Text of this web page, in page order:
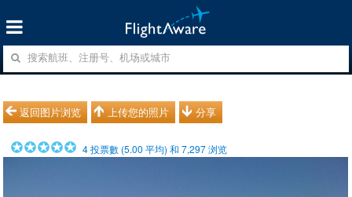
返回图片浏览 上传您的照片 分享
4投票數 (5.00 平均) 和7,297浏览